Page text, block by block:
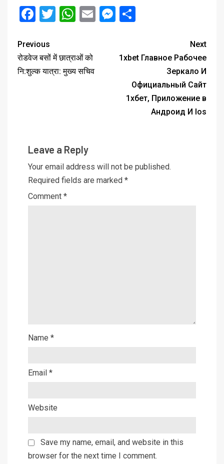
Facebook
Twitter
WhatsApp
EmailMessenger
Previous
रोडवेज बसों में छात्राओं को
नि:शुल्क यात्रा: मुख्य सचिव
Next
1xbet Главное Рабочее
Зеркало И
Официальный Сайт
1хбет, Приложение в
Андроид И Ios
Leave a Reply
Your email address will not be published.
Required fields are marked *
Comment *
Name *
Email *
Website
Save my name, email, and website in this
browser for the next time I comment.